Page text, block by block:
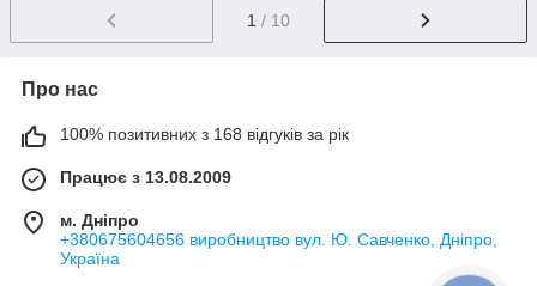
1 / 10
Про нас
100% позитивних з 168 відгуків за рік
Працює з 13.08.2009
м. Дніпро
+380675604656 виробництво вул. Ю. Савченко, Дніпро,
Україна